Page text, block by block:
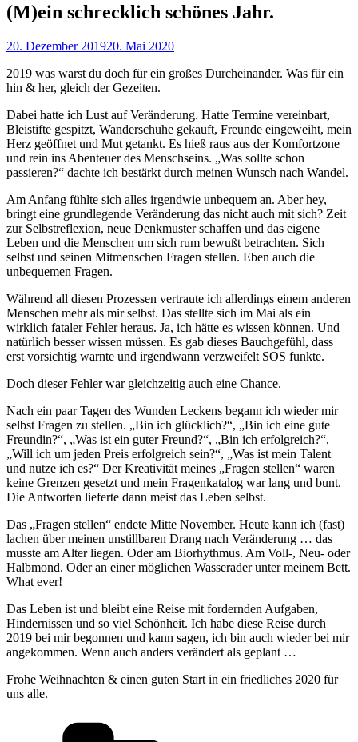
(M)ein schrecklich schönes Jahr.
20. Dezember 201920. Mai 2020
2019 was warst du doch für ein großes Durcheinander. Was für ein
hin & her, gleich der Gezeiten.
Dabei hatte ich Lust auf Veränderung. Hatte Termine vereinbart,
Bleistifte gespitzt, Wanderschuhe gekauft, Freunde eingeweiht, mein
Herz geöffnet und Mut getankt. Es hieß raus aus der Komfortzone
und rein ins Abenteuer des Menschseins. „Was sollte schon
passieren?“ dachte ich bestärkt durch meinen Wunsch nach Wandel.
Am Anfang fühlte sich alles irgendwie unbequem an. Aber hey,
bringt eine grundlegende Veränderung das nicht auch mit sich? Zeit
zur Selbstreflexion, neue Denkmuster schaffen und das eigene
Leben und die Menschen um sich rum bewußt betrachten. Sich
selbst und seinen Mitmenschen Fragen stellen. Eben auch die
unbequemen Fragen.
Während all diesen Prozessen vertraute ich allerdings einem anderen
Menschen mehr als mir selbst. Das stellte sich im Mai als ein
wirklich fataler Fehler heraus. Ja, ich hätte es wissen können. Und
natürlich besser wissen müssen. Es gab dieses Bauchgefühl, dass
erst vorsichtig warnte und irgendwann verzweifelt SOS funkte.
Doch dieser Fehler war gleichzeitig auch eine Chance.
Nach ein paar Tagen des Wunden Leckens begann ich wieder mir
selbst Fragen zu stellen. „Bin ich glücklich?“, „Bin ich eine gute
Freundin?“, „Was ist ein guter Freund?“, „Bin ich erfolgreich?“,
„Will ich um jeden Preis erfolgreich sein?“, „Was ist mein Talent
und nutze ich es?“ Der Kreativität meines „Fragen stellen“ waren
keine Grenzen gesetzt und mein Fragenkatalog war lang und bunt.
Die Antworten lieferte dann meist das Leben selbst.
Das „Fragen stellen“ endete Mitte November. Heute kann ich (fast)
lachen über meinen unstillbaren Drang nach Veränderung … das
musste am Alter liegen. Oder am Biorhythmus. Am Voll-, Neu- oder
Halbmond. Oder an einer möglichen Wasserader unter meinem Bett.
What ever!
Das Leben ist und bleibt eine Reise mit fordernden Aufgaben,
Hindernissen und so viel Schönheit. Ich habe diese Reise durch
2019 bei mir begonnen und kann sagen, ich bin auch wieder bei mir
angekommen. Wenn auch anders verändert als geplant …
Frohe Weihnachten & einen guten Start in ein friedliches 2020 für
uns alle.